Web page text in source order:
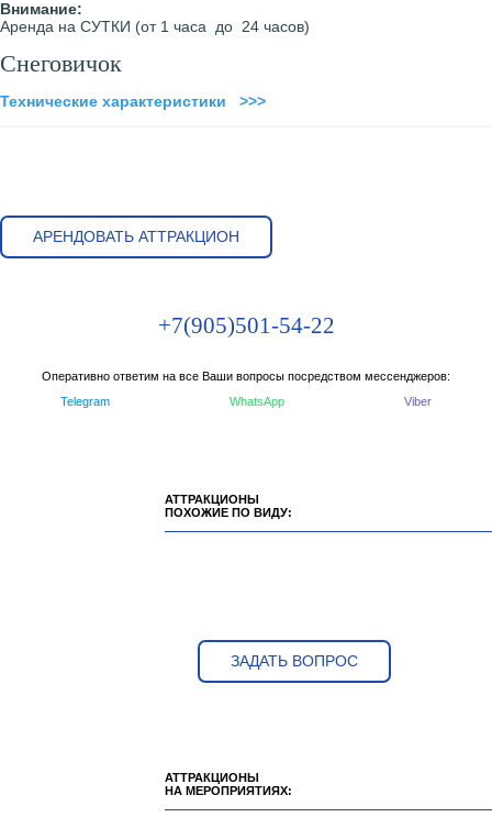
Внимание:
Аренда на СУТКИ (от 1 часа до 24 часов)
Снеговичок
Технические характеристики >>>
АРЕНДОВАТЬ АТТРАКЦИОН
+7(905)501-54-22
Оперативно ответим на все Ваши вопросы посредством мессенджеров:
Telegram
WhatsApp Viber
АТТРАКЦИОНЫ
ПОХОЖИЕ ПО ВИДУ:
ЗАДАТЬ ВОПРОС
АТТРАКЦИОНЫ
НА МЕРОПРИЯТИЯХ: